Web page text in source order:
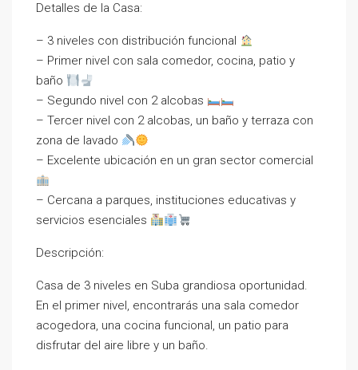
Detalles de la Casa:
– 3 niveles con distribución funcional
– Primer nivel con sala comedor, cocina, patio y
baño
– Segundo nivel con 2 alcobas
– Tercer nivel con 2 alcobas, un baño y terraza con
zona de lavado
– Excelente ubicación en un gran sector comercial
– Cercana a parques, instituciones educativas y
servicios esenciales
Descripción:
Casa de 3 niveles en Suba grandiosa oportunidad.
En el primer nivel, encontrarás una sala comedor
acogedora, una cocina funcional, un patio para
disfrutar del aire libre y un baño.